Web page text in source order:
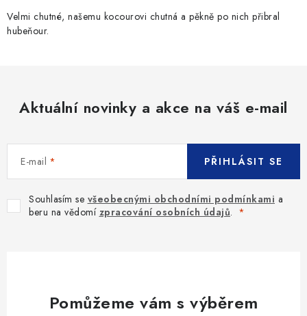
Velmi chutné, našemu kocourovi chutná a pěkně po nich přibral
hubeňour.
Aktuální novinky a akce na váš e-mail
E-mail
Souhlasím se všeobecnými obchodními podmínkami a
beru na vědomí zpracování osobních údajů.
PŘIHLÁSIT SE
Pomůžeme vám s výběrem